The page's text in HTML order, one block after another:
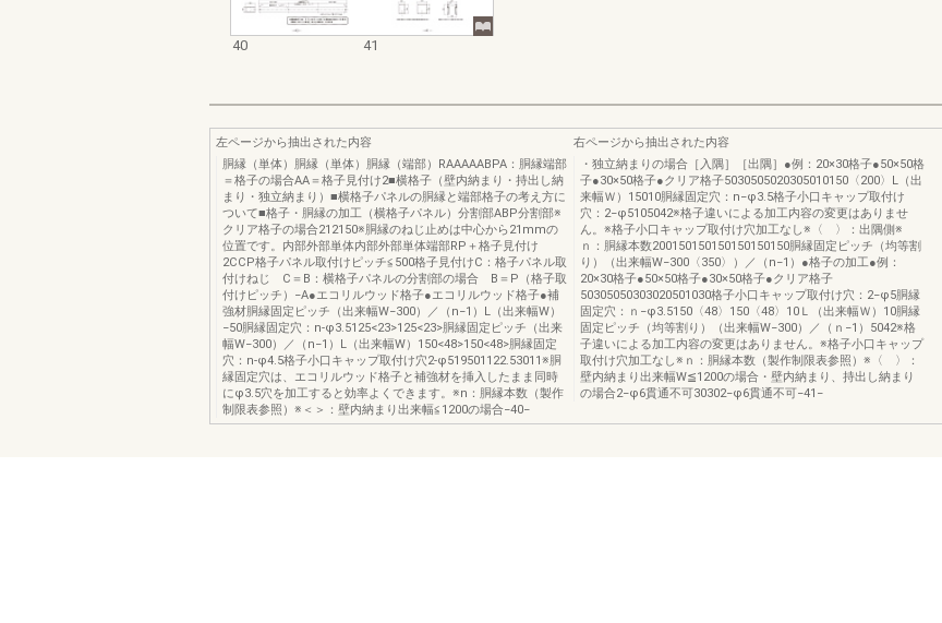
40 41
左ページから抽出された内容
胴縁（単体）胴縁（単体）胴縁（端部）RAAAAABPA：胴縁端部
＝格子の場合AA＝格子見付け2■横格子（壁内納まり・持出し納
まり・独立納まり）■横格子パネルの胴縁と端部格子の考え方に
ついて■格子・胴縁の加工（横格子パネル）分割部ABP分割部※
クリア格子の場合212150※胴縁のねじ止めは中心から21mmの
位置です。内部外部単体内部外部単体端部RP＋格子見付け
2CCP格子パネル取付けピッチ≦500格子見付けC：格子パネル取
付けねじ C＝B：横格子パネルの分割部の場合 B＝P（格子取
付けピッチ）−A●エコリルウッド格子●エコリルウッド格子●補
強材胴縁固定ピッチ（出来幅W−300）／（n−1）L（出来幅W）
−50胴縁固定穴：n-φ3.5125<23>125<23>胴縁固定ピッチ（出来
幅W−300）／（n−1）L（出来幅W）150<48>150<48>胴縁固定
穴：n-φ4.5格子小口キャップ取付け穴2-φ519501122.53011※胴
縁固定穴は、エコリルウッド格子と補強材を挿入したまま同時
にφ3.5穴を加工すると効率よくできます。※n：胴縁本数（製作
制限表参照）※＜＞：壁内納まり出来幅≦1200の場合−40−
右ページから抽出された内容
・独立納まりの場合［入隅］［出隅］●例：20×30格子●50×50格
子●30×50格子●クリア格子5030505020305010150〈200〉L（出
来幅Ｗ）15010胴縁固定穴：n−φ3.5格子小口キャップ取付け
穴：2−φ5105042※格子違いによる加工内容の変更はありませ
ん。※格子小口キャップ取付け穴加工なし※〈 〉：出隅側※
ｎ：胴縁本数200150150150150150150胴縁固定ピッチ（均等割
り）（出来幅W−300〈350〉）／（n−1）●格子の加工●例：
20×30格子●50×50格子●30×50格子●クリア格子
50305050303020501030格子小口キャップ取付け穴：2−φ5胴縁
固定穴：ｎ−φ3.5150〈48〉150〈48〉10Ｌ（出来幅Ｗ）10胴縁
固定ピッチ（均等割り）（出来幅W−300）／（ｎ−1）5042※格
子違いによる加工内容の変更はありません。※格子小口キャップ
取付け穴加工なし※ｎ：胴縁本数（製作制限表参照）※〈 〉：
壁内納まり出来幅W≦1200の場合・壁内納まり、持出し納まり
の場合2−φ6貫通不可30302−φ6貫通不可−41−